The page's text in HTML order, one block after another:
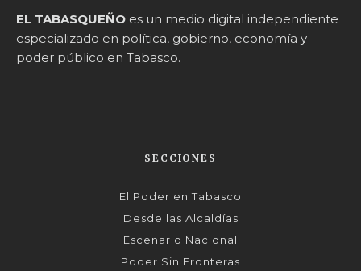
EL TABASQUEÑO es un medio digital independiente
especializado en política, gobierno, economía y
poder público en Tabasco.
SECCIONES
El Poder en Tabasco
Desde las Alcaldías
Escenario Nacional
Poder Sin Fronteras